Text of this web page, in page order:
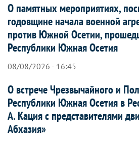
О памятных мероприятиях,
годовщине начала военной
против Южной Осетии,
Республики Южная Осетия
08/08/2026 - 16:45
О встрече Чрезвычайного и
Республики Южная Осетия в
А. Кация с представителями
Абхазия»